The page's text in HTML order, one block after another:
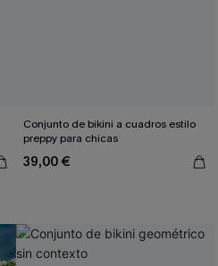
Conjunto de bikini a cuadros estilo
preppy para chicas
39,00 €